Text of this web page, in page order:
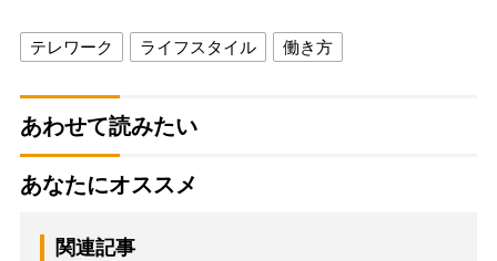
テレワーク ライフスタイル 働き方
あわせて読みたい
あなたにオススメ
関連記事